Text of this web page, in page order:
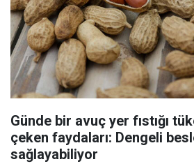
Günde bir avuç yer fıstığı
çeken faydaları: Dengeli
sağlayabiliyor